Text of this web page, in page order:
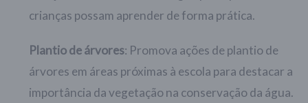
crianças possam aprender de forma prática.
Plantio de árvores: Promova ações de plantio de
árvores em áreas próximas à escola para destacar a
importância da vegetação na conservação da água.